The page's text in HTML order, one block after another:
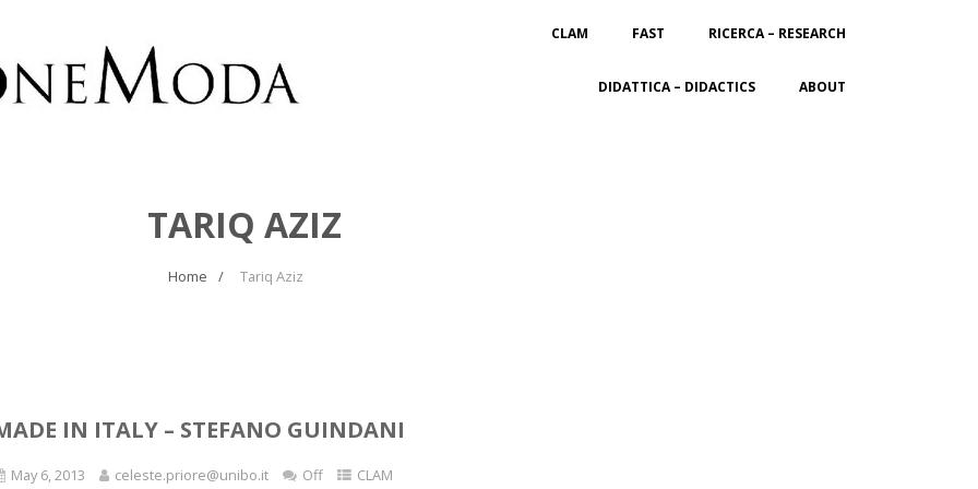
CLAM FAST RICERCA – RESEARCH
DIDATTICA – DIDACTICS ABOUT
TARIQ AZIZ
Home Tariq Aziz
IN ITALY – STEFANO GUINDANI
May 6, 2013 celeste.priore@unibo.it Off CLAM